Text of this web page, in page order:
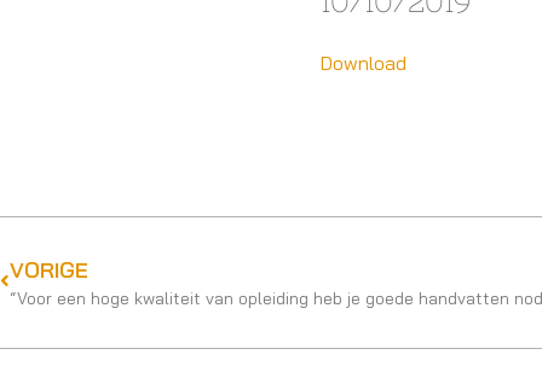
Download
VORIGE
“Voor een hoge kwaliteit van opleiding heb je goede handvatten